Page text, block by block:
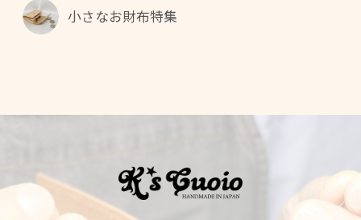
小さなお財布特集